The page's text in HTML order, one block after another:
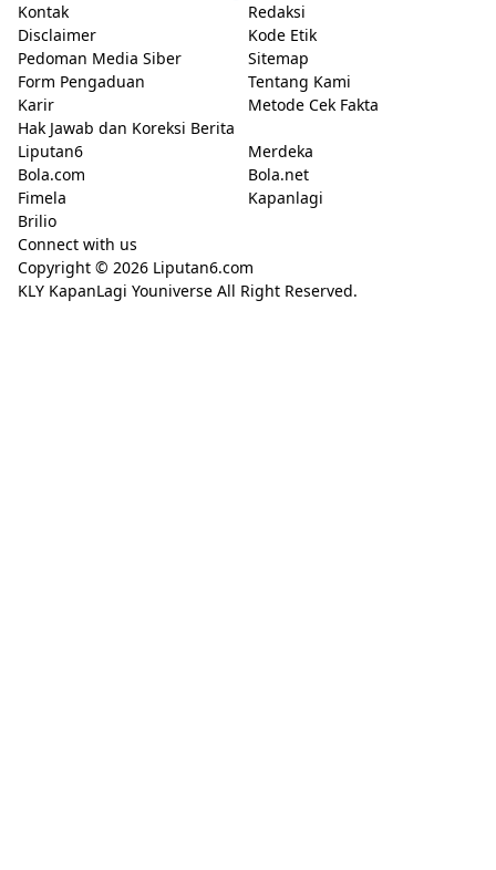
Kontak
Redaksi
Disclaimer
Kode Etik
Pedoman Media Siber
Sitemap
Form Pengaduan
Tentang Kami
Karir
Metode Cek Fakta
Hak Jawab dan Koreksi Berita
Liputan6
Merdeka
Bola.com
Bola.net
Fimela
Kapanlagi
Brilio
Connect with us
Copyright © 2026 Liputan6.com
KLY KapanLagi Youniverse All Right Reserved.